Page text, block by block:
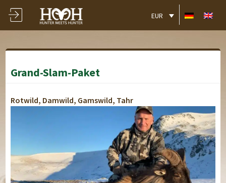
EUR
Grand-Slam-Paket
Rotwild, Damwild, Gamswild, Tahr